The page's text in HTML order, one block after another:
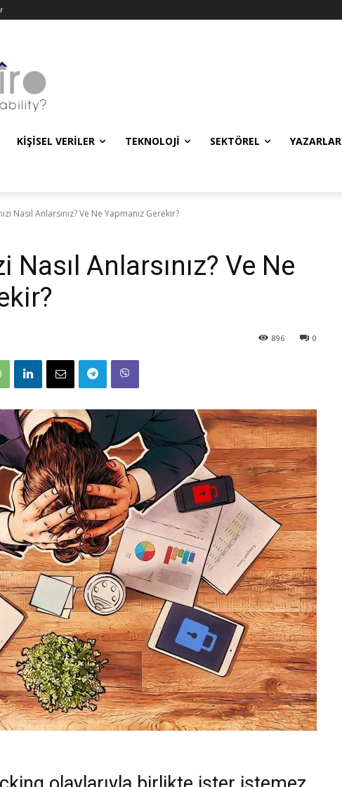
KIŞISEL VERILER TEKNOLOJI SEKTÖREL YAZARLAR
Nasıl Anlarsınız? Ve Ne Yapmanız Gerekir?
Anlarsınız? Ve Ne
0
896